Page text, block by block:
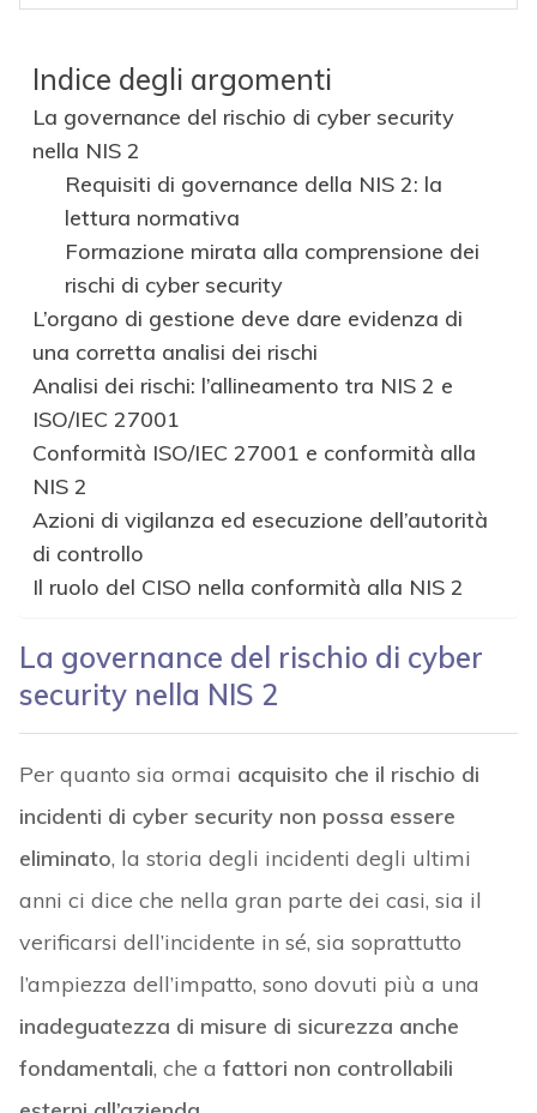
Indice degli argomenti
La governance del rischio di cyber security
nella NIS 2
Requisiti di governance della NIS 2: la
lettura normativa
Formazione mirata alla comprensione dei
rischi di cyber security
L’organo di gestione deve dare evidenza di
una corretta analisi dei rischi
Analisi dei rischi: l’allineamento tra NIS 2 e
ISO/IEC 27001
Conformità ISO/IEC 27001 e conformità alla
NIS 2
Azioni di vigilanza ed esecuzione dell’autorità
di controllo
Il ruolo del CISO nella conformità alla NIS 2
La governance del rischio di cyber
security nella NIS 2
Per quanto sia ormai acquisito che il rischio di
incidenti di cyber security non possa essere
eliminato, la storia degli incidenti degli ultimi
anni ci dice che nella gran parte dei casi, sia il
verificarsi dell’incidente in sé, sia soprattutto
l’ampiezza dell’impatto, sono dovuti più a una
inadeguatezza di misure di sicurezza anche
fondamentali, che a fattori non controllabili